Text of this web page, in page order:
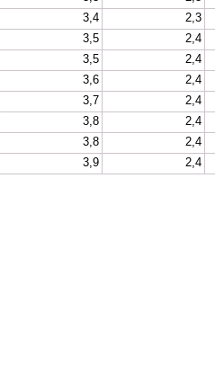
3,4
2,3
3,5
2,4
3,5
2,4
3,6
2,4
3,7
2,4
3,8
2,4
3,8
2,4
3,9 2,4